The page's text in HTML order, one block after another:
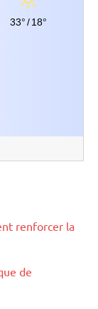
33°/ 18°
renforcer la
de